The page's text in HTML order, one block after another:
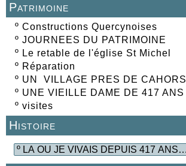
Patrimoine
º Constructions Quercynoises
º JOURNEES DU PATRIMOINE
º Le retable de l'église St Michel
º Réparation
º UN VILLAGE PRES DE CAHORS
º UNE VIEILLE DAME DE 417 ANS
º visites
Histoire